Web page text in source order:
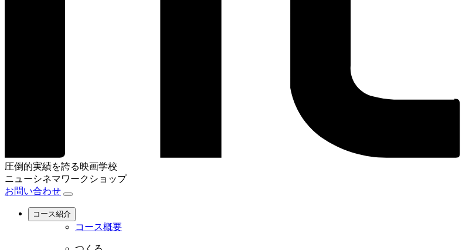
圧倒的実績を誇る映画学校
ニューシネマワークショップ
お問い合わせ
コース紹介
コース概要